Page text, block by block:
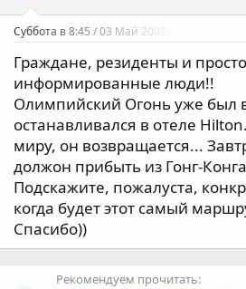
м
ы
ч
а
л
а
Суббота в 8:45 / 03 Май 2008г.
Граждане, резиденты и просто
информированные люди!!
Олимпийский Огонь уже был
останавливался в отеле
миру, он возвращается...
должон прибыть из Гонг-
Подскажите, пожалуста,
когда будет этот самый
Спасибо))
Рекомендуем прочитать: